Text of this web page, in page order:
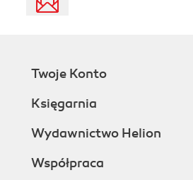
Twoje Konto
Księgarnia
Wydawnictwo Helion
Współpraca